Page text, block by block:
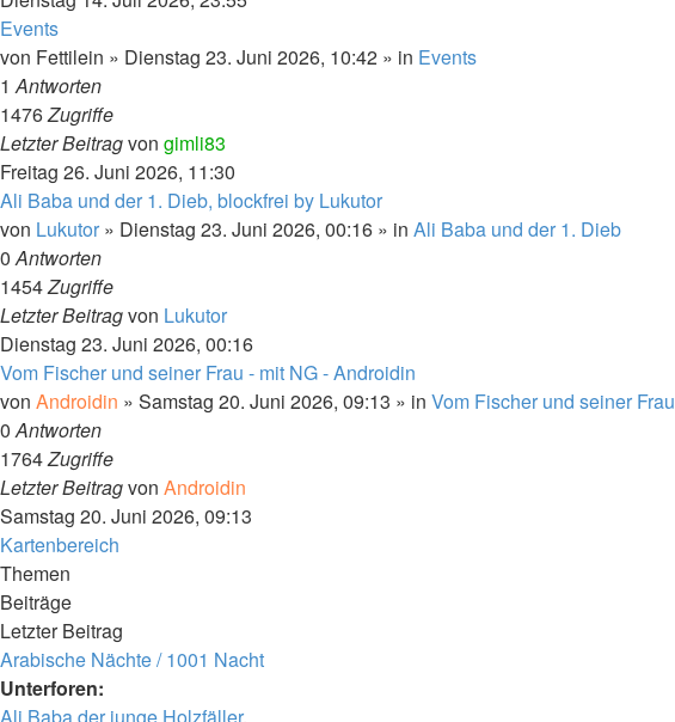
Events
von Fettilein » Dienstag 23. Juni 2026, 10:42 » in Events
1Antworten
1476Zugriffe
Letzter Beitragvon gimli83
Freitag 26. Juni 2026, 11:30
Ali Baba und der 1. Dieb, blockfrei by Lukutor
von Lukutor » Dienstag 23. Juni 2026, 00:16 » in Ali Baba und der 1. Dieb
0Antworten
1454Zugriffe
Letzter Beitragvon Lukutor
Dienstag 23. Juni 2026, 00:16
Vom Fischer und seiner Frau - mit NG - Androidin
von Androidin » Samstag 20. Juni 2026, 09:13 » in Vom Fischer und seiner Frau
0Antworten
1764Zugriffe
Letzter Beitragvon Androidin
Samstag 20. Juni 2026, 09:13
Kartenbereich
Themen
Beiträge
Letzter Beitrag
Arabische Nächte / 1001 Nacht
Unterforen: